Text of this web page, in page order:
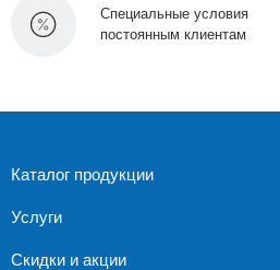
Специальные условия
постоянным клиентам
Каталог продукции
Услуги
Скидки и акции